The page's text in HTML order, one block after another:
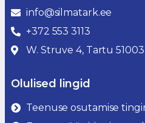
info@silmatark.ee
+372 553 3113
W. Struve 4, Tartu 51003
Olulised lingid
Teenuse osutamise